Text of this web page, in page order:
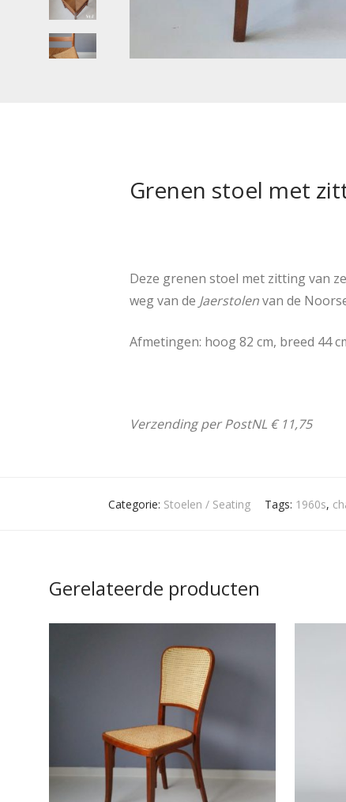
Grenen stoel met
Deze grenen stoel met zitting van
weg van de Jaerstolenvan de
Afmetingen: hoog 82 cm, breed 44
Verzending per PostNL € 11,75
Categorie: Stoelen / Seating Tags: 1960s,
Gerelateerde producten